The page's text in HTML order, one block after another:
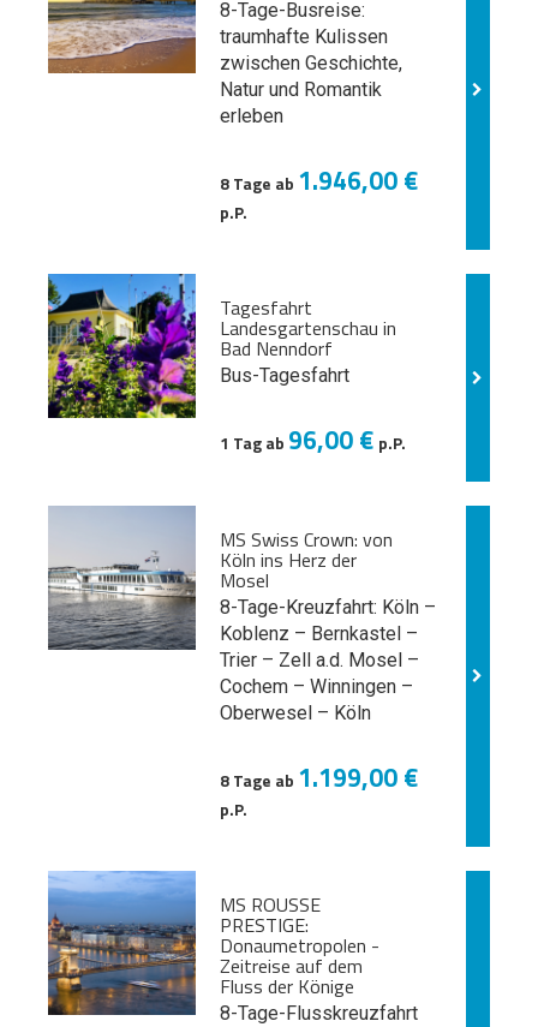
8-Tage-Busreise:
traumhafte Kulissen
zwischen Geschichte,
Natur und Romantik
erleben
8 Tage ab 1.946,00 €
p.P.
Tagesfahrt
Landesgartenschau in
Bad Nenndorf
Bus-Tagesfahrt
1 Tag ab 96,00 € p.P.
MS Swiss Crown: von
Köln ins Herz der
Mosel
8-Tage-Kreuzfahrt: Köln –
Koblenz – Bernkastel –
Trier – Zell a.d. Mosel –
Cochem – Winningen –
Oberwesel – Köln
8 Tage ab 1.199,00 €
p.P.
MS ROUSSE
PRESTIGE:
Donaumetropolen -
Zeitreise auf dem
Fluss der Könige
8-Tage-Flusskreuzfahrt